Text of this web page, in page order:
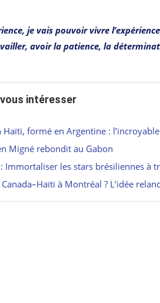
je vais pouvoir vivre
avoir la patience, la
intéresser
Haïti, formé en Argentine :
Migné rebondit au Gabon
Immortaliser les stars brésiliennes à
à Montréal ? L’idée